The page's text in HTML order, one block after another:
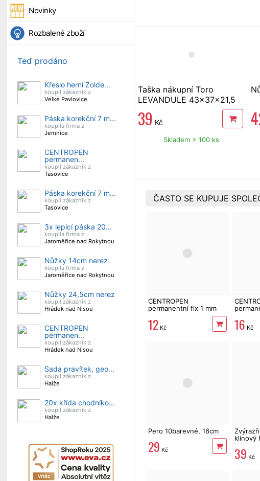
Novinky
Rozbalené zboží
Teď prodáno
Křeslo herní Zolde...
koupil zákazník z
Velké Pavlovice
Páska korekční 7 m...
koupila firma z
Jemnice
CENTROPEN
permanen...
koupil zákazník z
Tasovice
Páska korekční 7 m...
koupil zákazník z
Tasovice
3x lepicí páska 20...
koupila firma z
Jaroměřice nad Rokytnou
Nůžky 14cm nerez
koupila firma z
Jaroměřice nad Rokytnou
Nůžky 24,5cm nerez
koupil zákazník z
Hrádek nad Nisou
CENTROPEN
permanen...
koupil zákazník z
Hrádek nad Nisou
Sada pravítek, geo...
koupil zákazník z
Halže
20x křída chodníko...
koupil zákazník z
Halže
Taška nákupní Toro
LEVANDULE 43x37x21,5
39 Kč
Skladem > 100 ks
ČASTO SE KUPUJE
CENTROPEN
permanentní fix 1 mm
12 Kč 16 Kč
Pero 10barevné, 16cm
29 Kč
klínový
39 Kč